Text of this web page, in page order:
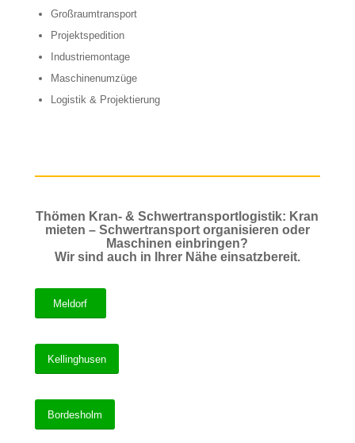
Großraumtransport
Projektspedition
Industriemontage
Maschinenumzüge
Logistik & Projektierung
Thömen Kran- & Schwertransportlogistik: Kran
mieten – Schwertransport organisieren oder
Maschinen einbringen?
Wir sind auch in Ihrer Nähe einsatzbereit.
Meldorf
Kellinghusen
Bordesholm